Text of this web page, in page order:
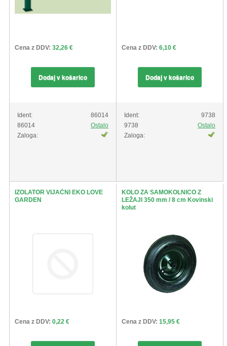
Cena z DDV: 32,26 €
Dodaj v košarico
Ident:
86014
86014
Ostalo
Zaloga:
Cena z DDV: 6,10 €
Dodaj v košarico
Ident:
9738
9738
Ostalo
Zaloga:
IZOLATOR VIJAČNI EKO LOVE
GARDEN
Cena z DDV: 0,22 €
KOLO ZA SAMOKOLNICO Z
LEŽAJI 350 mm / 8 cm Kovinski
kolut
Cena z DDV: 15,95 €